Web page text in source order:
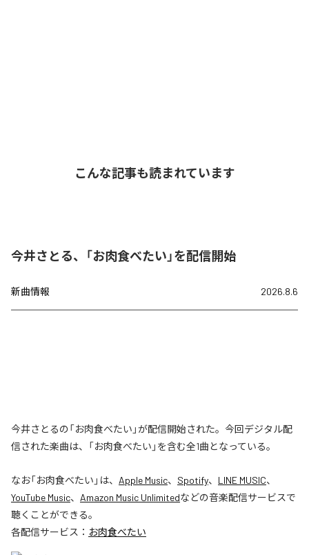
こんな記事も読まれています
今井さとる、「お肉食べたい」を配信開始
新曲情報 2026.8.6
今井さとるの「お肉食べたい」が配信開始された。今回デジタル配
信された楽曲は、「お肉食べたい」を含む全1曲となっている。
なお「お肉食べたい 」は、 Apple Music、 Spotify、 LINE MUSIC、
YouTube Music、 Amazon Music Unlimitedなどの音楽配信サービスで
聴くことができる。
各配信サービス： お肉食べたい